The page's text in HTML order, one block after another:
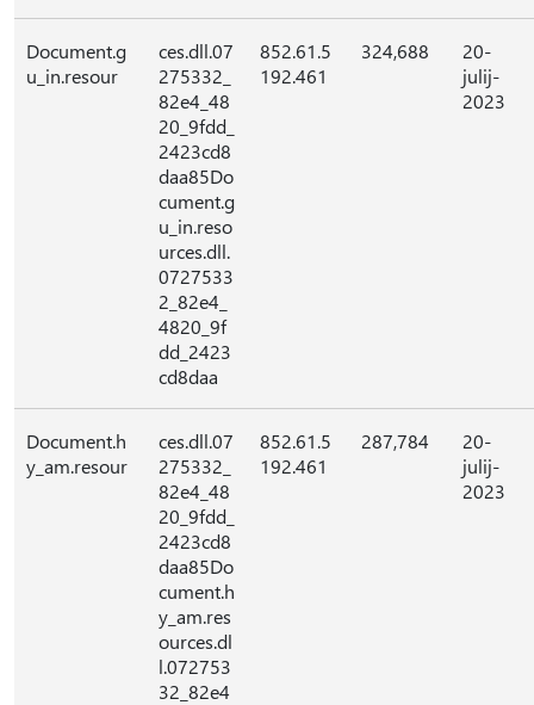
Document.g
u_in.resour
ces.dll.07
275332_
82e4_48
20_9fdd_
2423cd8
daa85Do
cument.g
u_in.reso
urces.dll.
0727533
2_82e4_
4820_9f
dd_2423
cd8daa
852.61.5
192.461
324,688
20-
julij-
2023
Document.h
y_am.resour
ces.dll.07
275332_
82e4_48
20_9fdd_
2423cd8
daa85Do
cument.h
y_am.res
ources.dl
l.072753
32_82e4
852.61.5
192.461
287,784
20-
julij-
2023